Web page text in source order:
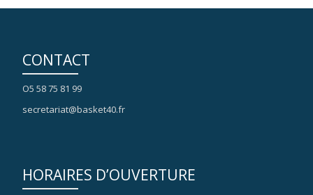
CONTACT
O5 58 75 81 99
secretariat@basket40.fr
HORAIRES D’OUVERTURE